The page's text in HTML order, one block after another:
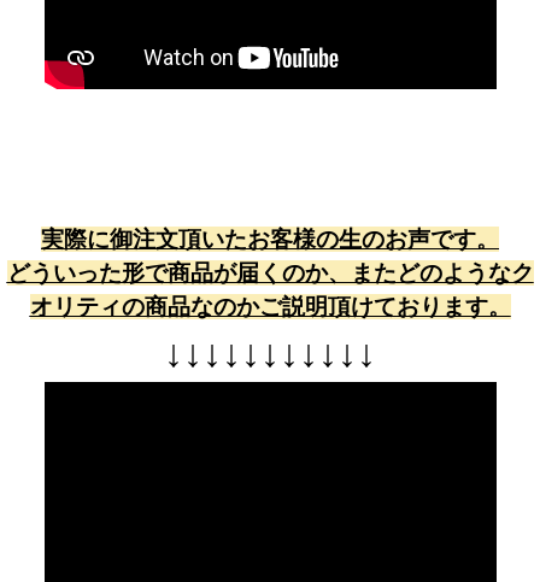
実際に御注文頂いたお客様の生のお声です。
どういった形で商品が届くのか、またどのようなク
オリティの商品なのかご説明頂けております。
↓ ↓ ↓ ↓ ↓ ↓ ↓ ↓ ↓ ↓ ↓